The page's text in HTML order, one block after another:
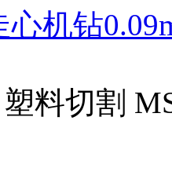
心机钻
塑料切割